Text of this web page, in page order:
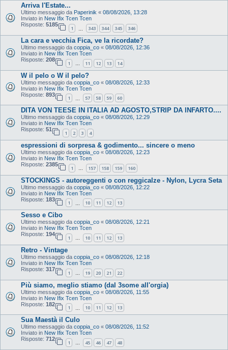
Arriva l'Estate...
Ultimo messaggio da Paperinik « 08/08/2026, 13:28
Inviato in New Ifix Tcen Tcen
Risposte: 5185
1 343 344 345 346
La cara e vecchia Fica, ve la ricordate?
Ultimo messaggio da coppia_co « 08/08/2026, 12:36
Inviato in New Ifix Tcen Tcen
Risposte: 208
1 … 11 12 13 14
W il pelo o W il pelo?
Ultimo messaggio da coppia_co « 08/08/2026, 12:33
Inviato in New Ifix Tcen Tcen
Risposte: 893
1 57 58 59 60
DITA VON TEESE IN ITALIA AD AGOSTO,STRIP DA INFARTO....
Ultimo messaggio da coppia_co « 08/08/2026, 12:29
Inviato in New Ifix Tcen Tcen
Risposte: 51
1 2 3 4
espressioni di sorpresa & godimento... sincere o meno
Ultimo messaggio da coppia_co « 08/08/2026, 12:23
Inviato in New Ifix Tcen Tcen
Risposte: 2385
1 … 157 158 159 160
STOCKINGS - autoreggenti o con reggicalze - Nylon, Lycra Seta
Ultimo messaggio da coppia_co « 08/08/2026, 12:22
Inviato in New Ifix Tcen Tcen
Risposte: 183
1 10 11 12 13
Sesso e Cibo
Ultimo messaggio da coppia_co « 08/08/2026, 12:21
Inviato in New Ifix Tcen Tcen
Risposte: 194
1 … 10 11 12 13
Retro - Vintage
Ultimo messaggio da coppia_co « 08/08/2026, 12:18
Inviato in New Ifix Tcen Tcen
Risposte: 317
1 … 19 20 21 22
Più siamo, meglio stiamo (dal 3some all'orgia)
Ultimo messaggio da coppia_co « 08/08/2026, 11:55
Inviato in New Ifix Tcen Tcen
Risposte: 182
1 10 11 12 13
Sua Maestà il Culo
Ultimo messaggio da coppia_co « 08/08/2026, 11:52
Inviato in New Ifix Tcen Tcen
Risposte: 712
1 … 45 46 47 48